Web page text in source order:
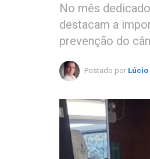
No mês
destacam a
prevenção do
Postado por Lúcio